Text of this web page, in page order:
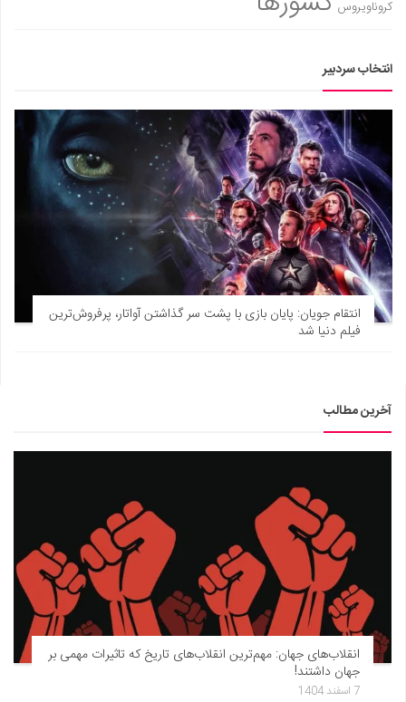
کروناویروس
انتخاب سردبیر
انتقام جویان: پایان بازی با پشت سر گذاشتن آواتار، پرفروش‌ترین
فیلم دنیا شد
آخرین مطالب
انقلاب‌های جهان: مهم‌ترین انقلاب‌های تاریخ که تاثیرات مهمی بر
جهان داشتند!
7 اسفند 1404